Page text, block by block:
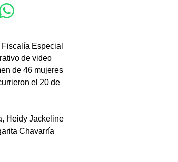
Especial
de video
de 46 mujeres
el 20 de
Heidy Jackeline
Chavarría